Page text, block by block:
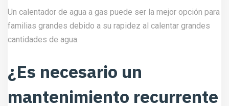
Un calentador de agua a gas puede ser la mejor opción para
familias grandes debido a su rapidez al calentar grandes
cantidades de agua.
¿Es necesario un
mantenimiento recurrente